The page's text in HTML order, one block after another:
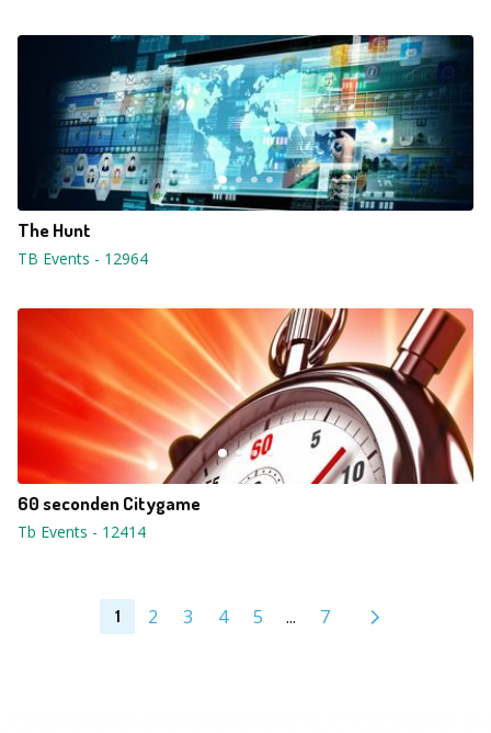
The Hunt
TB Events - 12964
60 seconden Citygame
Tb Events - 12414
1 2 3 4 5 ... 7